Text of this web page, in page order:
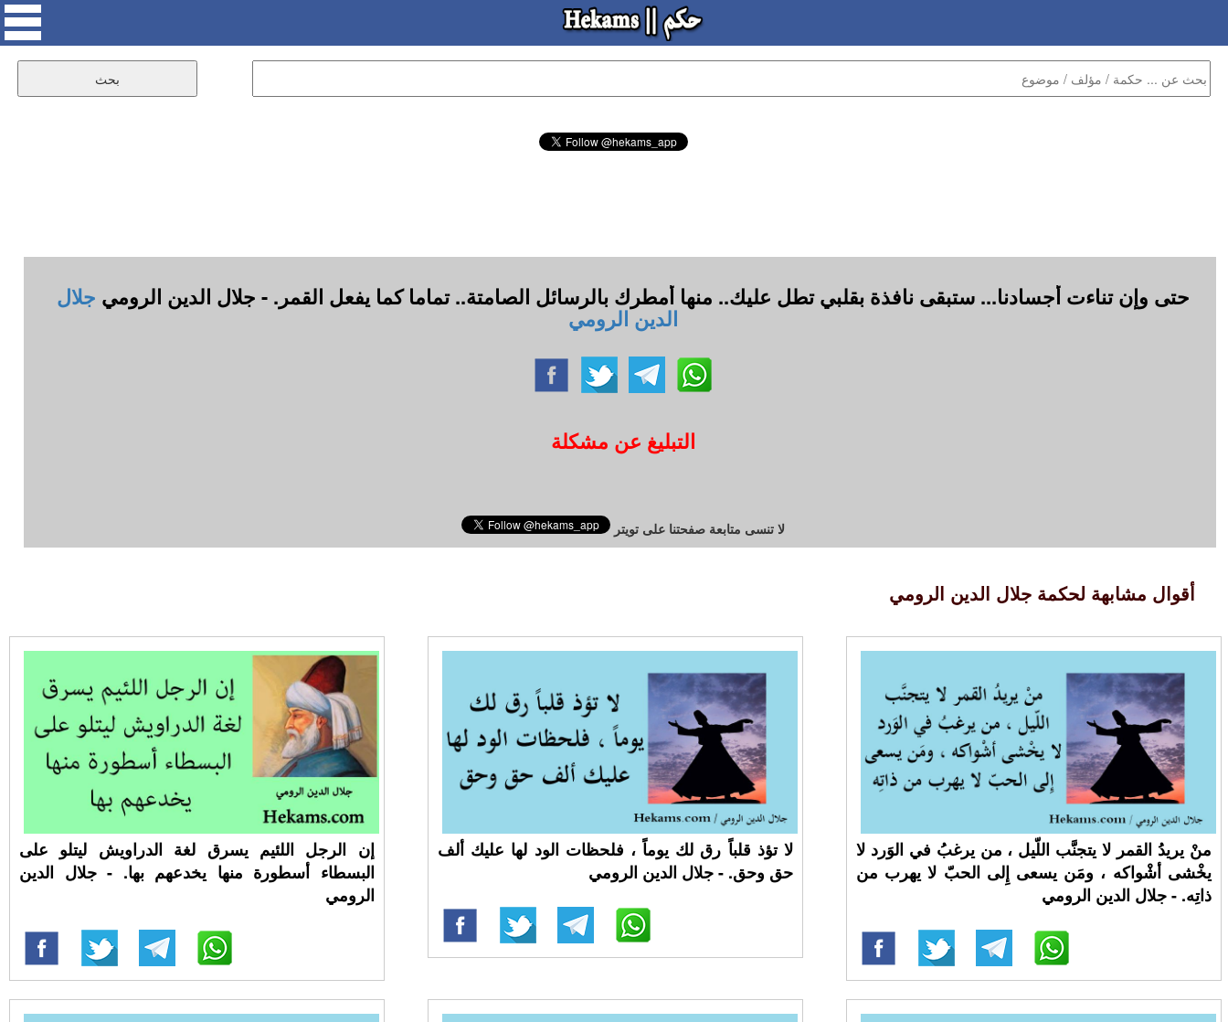
حتى وإن تناءت أجسادنا... ستبقى نافذة بقلبي تطل عليك.. منها أمطرك بالرسائل الصامتة.. تماما كما يفعل القمر. - جلال الدين الرومي جلال
الدين الرومي
التبليغ عن مشكلة
لا تنسى متابعة صفحتنا على تويتر
أقوال مشابهة لحكمة جلال الدين الرومي
إن الرجل اللئيم يسرق لغة الدراويش ليتلو على
البسطاء أسطورة منها يخدعهم بها. - جلال الدين
الرومي
لا تؤذ قلباً رق لك يوماً ، فلحظات الود لها عليك ألف
حق وحق. - جلال الدين الرومي
منْ يريدُ القمر لا يتجنَّب اللّيل ، من يرغبُ في الوَرد لا
يخْشى أشْواكه ، ومَن يسعى إِلى الحبّ لا يهرب من
ذاتِه. - جلال الدين الرومي